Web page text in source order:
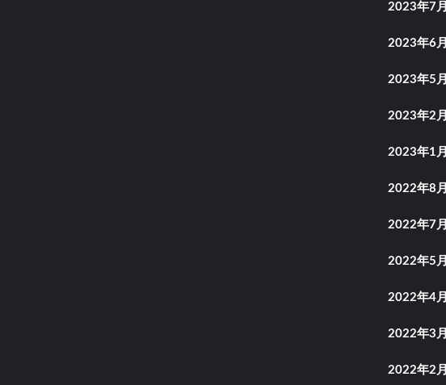
2023年7月
2023年6月
2023年5月
2023年2月
2023年1月
2022年8月
2022年7月
2022年5月
2022年4月
2022年3月
2022年2月